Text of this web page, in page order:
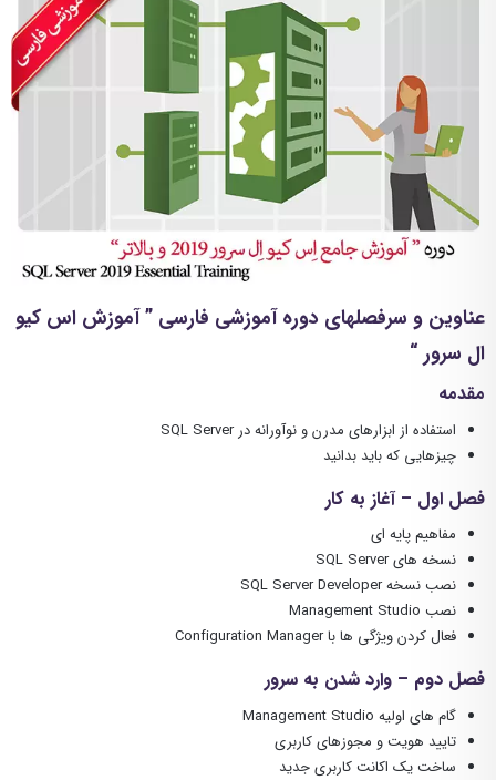
عناوین و سرفصلهای دوره آموزشی فارسی ” آموزش اس کیو
ال سرور “
مقدمه
استفاده از ابزارهای مدرن و نوآورانه در SQL Server
چیزهایی که باید بدانید
فصل اول – آغاز به کار
مفاهیم پایه ای
نسخه های SQL Server
نصب نسخه SQL Server Developer
نصب Management Studio
فعال کردن ویژگی ها با Configuration Manager
فصل دوم – وارد شدن به سرور
گام های اولیه Management Studio
تایید هویت و مجوزهای کاربری
ساخت یک اکانت کاربری جدید